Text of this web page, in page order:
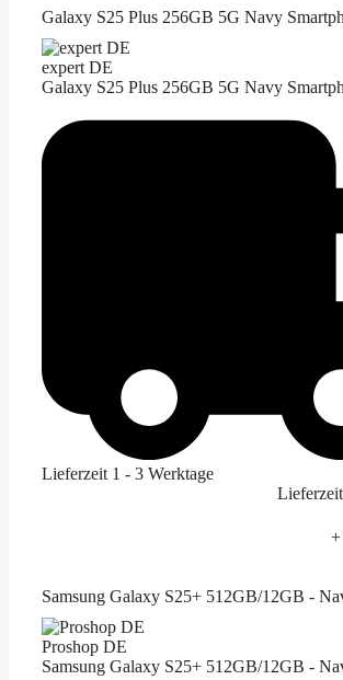
Galaxy S25 Plus 256GB 5G Navy
expert DE
Galaxy S25 Plus 256GB 5G Navy
Lieferzeit 1 - 3 Werktage
+
Samsung Galaxy S25+ 512GB/12GB -
Proshop DE
Samsung Galaxy S25+ 512GB/12GB -